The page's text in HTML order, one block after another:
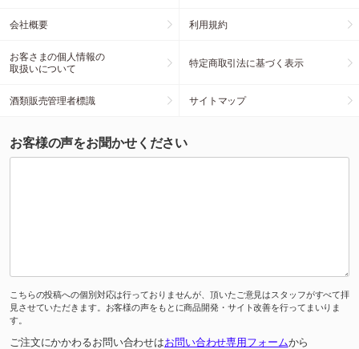
会社概要 利用規約
お客さまの個人情報の
取扱いについて
特定商取引法に基づく表示
酒類販売管理者標識 サイトマップ
お客様の声をお聞かせください
こちらの投稿への個別対応は行っておりませんが、頂いたご意見はスタッフがすべて拝
見させていただきます。お客様の声をもとに商品開発・サイト改善を行ってまいりま
す。
ご注文にかかわるお問い合わせはお問い合わせ専用フォームから